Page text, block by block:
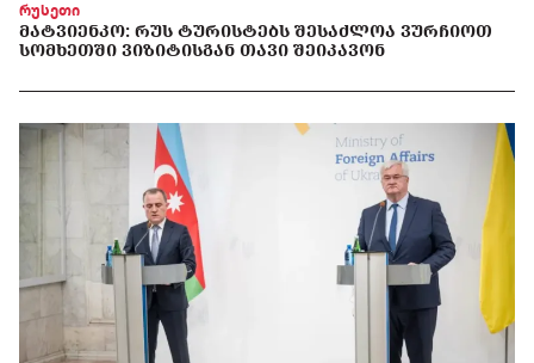
რუსეთი
ᲛᲐᲢᲕᲘᲔᲜᲙᲝ: ᲠᲣᲡ ᲢᲣᲠᲘᲡᲢᲔᲑᲡ ᲨᲔᲡᲐᲫᲚᲝᲐ ᲕᲣᲠᲩᲘᲝᲗ
ᲡᲝᲛᲮᲔᲗᲨᲘ ᲕᲘᲖᲘᲢᲘᲡᲒᲐᲜ ᲗᲐᲕᲘ ᲨᲔᲘᲙᲐᲕᲝᲜ